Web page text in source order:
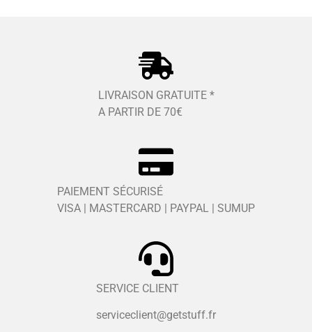
LIVRAISON GRATUITE *
A PARTIR DE 70€
PAIEMENT SÉCURISÉ
VISA | MASTERCARD | PAYPAL | SUMUP
SERVICE CLIENT
serviceclient@getstuff.fr